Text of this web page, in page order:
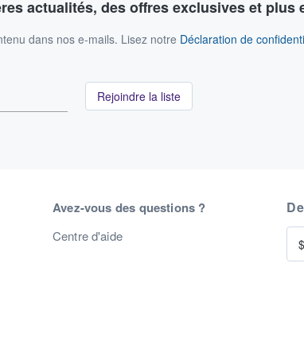
actualités, des offres exclusives et plus
dans nos e-mails. Lisez notre Déclaration de
Rejoindre la liste
Avez-vous des questions ?
Centre d'aide